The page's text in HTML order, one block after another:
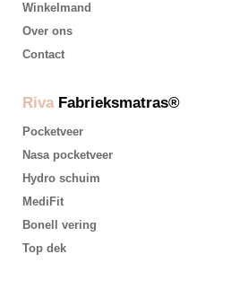
Winkelmand
Over ons
Contact
Riva Fabrieksmatras®
Pocketveer
Nasa pocketveer
Hydro schuim
MediFit
Bonell vering
Top dek